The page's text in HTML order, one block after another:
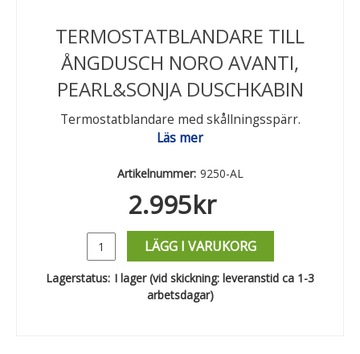
TERMOSTATBLANDARE TILL
ÅNGDUSCH NORO AVANTI,
PEARL&SONJA DUSCHKABIN
Termostatblandare med skållningsspärr.
Läs mer
Artikelnummer: 9250-AL
2.995kr
LÄGG I VARUKORG
Lagerstatus: I lager (vid skickning: leveranstid ca 1-3
arbetsdagar)